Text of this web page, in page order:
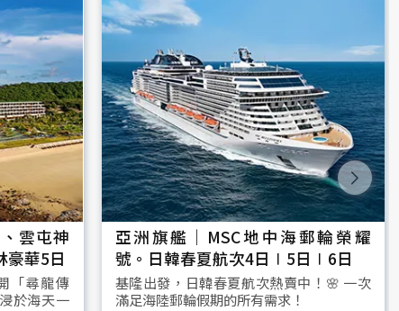
雲屯神
豪華5日
「尋龍傳
於海天一
亞洲旗艦｜MSC地中海郵輪榮耀
號。日韓春夏航次4日∣5日∣6日
基隆出發，日韓春夏航次熱賣中！🌸 一次
滿足海陸郵輪假期的所有需求！